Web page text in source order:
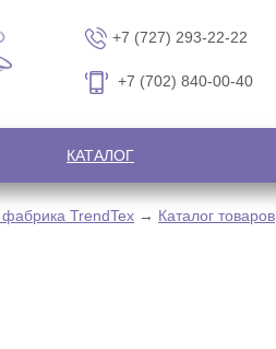
+7 (727) 293-22-22
+7 (702) 840-00-40
КАТАЛОГ
TrendTex → Каталог товаров